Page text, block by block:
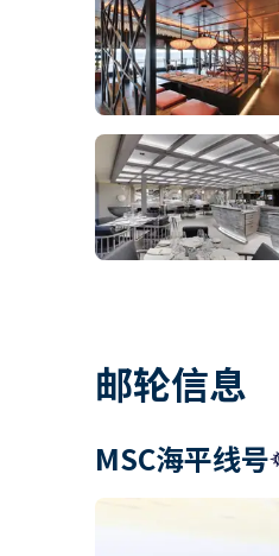
邮轮信息
MSC海平线号